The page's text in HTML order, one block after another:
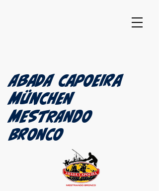
Abada Capoeira
München​
MESTRANDO
BRONCO